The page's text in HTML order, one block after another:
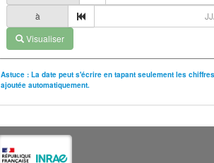
à
Visualiser
Astuce : La date peut s'écrire en tapant seulement les
ajoutée automatiquement.